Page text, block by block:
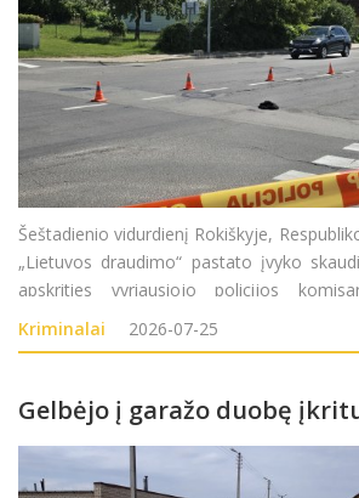
Šeštadienio vidurdienį Rokiškyje,
„Lietuvos draudimo“ pastato įvyko
apskrities vyriausiojo policijos
poskyrio vyriausioji specialistė Akvilė
Kriminalai 2026-07-25
Gelbėjo į garažo duobę